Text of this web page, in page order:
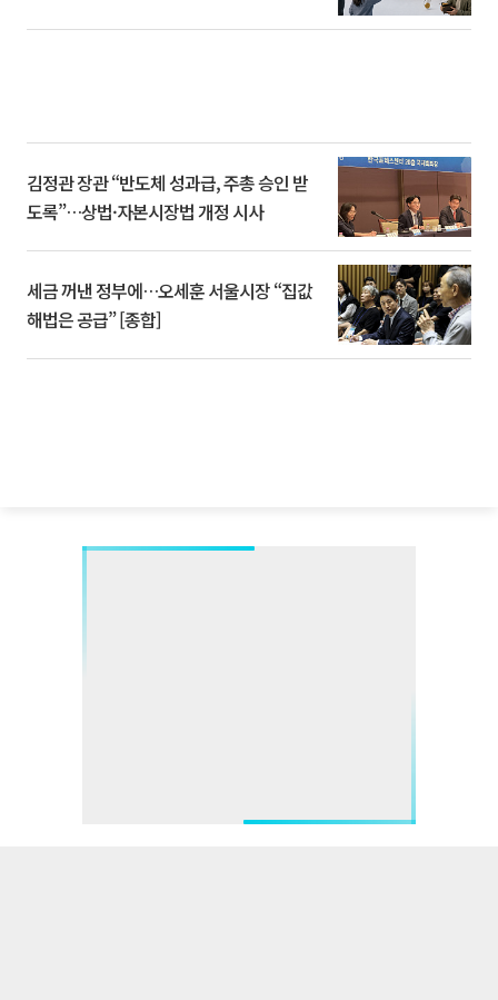
김정관 장관 “반도체 성과급, 주총 승인 받
도록”…상법·자본시장법 개정 시사
세금 꺼낸 정부에…오세훈 서울시장 “집값
해법은 공급” [종합]